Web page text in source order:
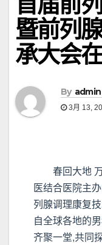
暨前列
承大会
By admin
3月 13,
春回大地
医结合医院主
列腺调理康复
自全球各地的
齐聚一堂,共同